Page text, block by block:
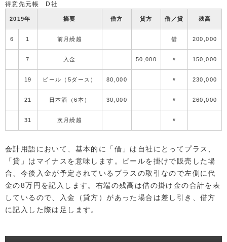
得意先元帳 D社
2019年 摘要 借方 貸方 借／貸 残高
6 1 前月繰越 借 200,000
7 入金 50,000 〃 150,000
19 ビール（5ダース） 80,000 〃 230,000
21 日本酒（6本） 30,000 〃 260,000
31 次月繰越 〃
会計用語において、基本的に「借」は自社にとってプラス、
「貸」はマイナスを意味します。ビールを掛けで販売した場
合、今後入金が予定されているプラスの取引なので左側に代
金の8万円を記入します。右端の残高は借の掛け金の合計を表
しているので、入金（貸方）があった場合は差し引き、借方
に記入した際は足します。